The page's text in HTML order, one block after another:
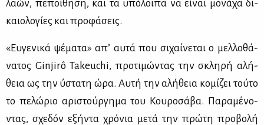
λα­ών, πε­ποί­θη­ση, και τα υπό­λοι­πα να εί­ναι μο­νά­χα δι­
καιο­λο­γί­ες και προ­φά­σεις.
«Ευ­γε­νι­κά ψέ­μα­τα» απ’ αυ­τά που σι­χαί­νε­ται ο μελ­λο­θά­
να­τος Ginjirô Takeuchi, προ­τι­μώ­ντας την σκλη­ρή αλή­
θεια ως την ύστα­τη ώρα. Αυ­τή την αλή­θεια κο­μί­ζει τού­το
το πε­λώ­ριο αρι­στούρ­γη­μα του Κου­ρο­σά­βα. Πα­ρα­μέ­νο­
ντας, σχε­δόν εξή­ντα χρό­νια με­τά την πρώ­τη προ­βο­λή